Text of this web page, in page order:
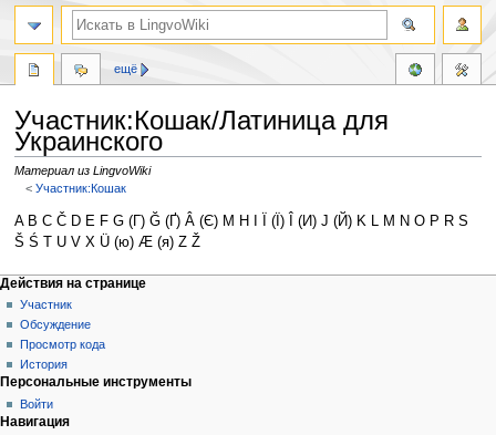
Участник:Кошак/Латиница для
Украинского
Материал из LingvoWiki
<Участник:Кошак
Перейти
к
Перейти
к
A B C Č D E F G (Г) Ğ (Ґ) Â (Є) М H I Ï (Ї) Î (И) J (Й) K L M N O P R S
Š Ś T U V X Ü (ю) Æ (я) Z Ž
Действия на странице
Участник
Обсуждение
Просмотр кода
История
ещё
Персональные инструменты
Войти
Навигация